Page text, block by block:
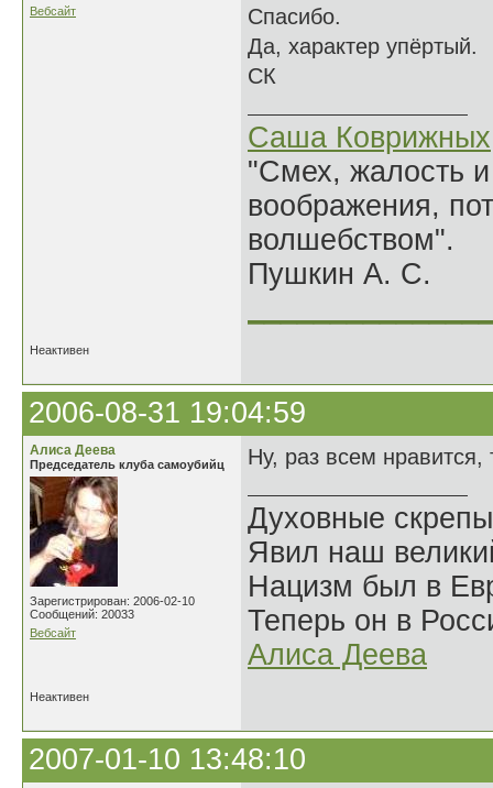
Вебсайт
Спасибо.
Да, характер упёртый.
СК
Саша Коврижных
"Смех, жалость
воображения,
волшебством".
Пушкин А. С.
Неактивен
2006-08-31 19:04:59
Алиса Деева
Председатель клуба самоубийц
Зарегистрирован: 2006-02-10
Сообщений: 20033
Вебсайт
Ну, раз всем нравится,
Духовные
Явил наш
Нацизм был в
Теперь он в
Алиса Деева
Неактивен
2007-01-10 13:48:10